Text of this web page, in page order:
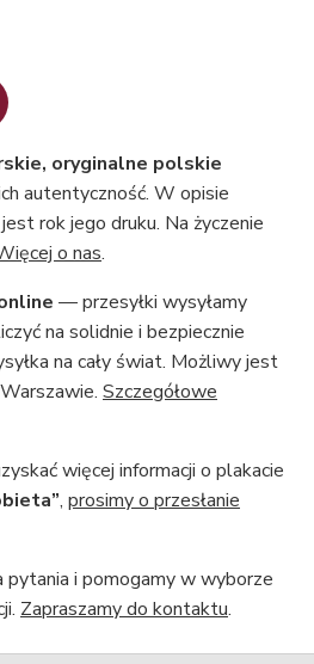
oryginalne polskie
autentyczność. W opisie
rok jego druku. Na życzenie
o nas.
— przesyłki wysyłamy
na solidnie i bezpiecznie
na cały świat. Możliwy jest
Szczegółowe
więcej informacji o plakacie
, prosimy o przesłanie
pytania i pomogamy w wyborze
Zapraszamy do kontaktu.